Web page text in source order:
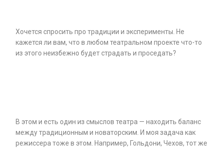
Хочется спросить про традиции и эксперименты. Не
кажется ли вам, что в любом театральном проекте что-то
из этого неизбежно будет страдать и проседать?
В этом и есть один из смыслов театра — находить баланс
между традиционным и новаторским. И моя задача как
режиссера тоже в этом. Например, Гольдони, Чехов, тот же